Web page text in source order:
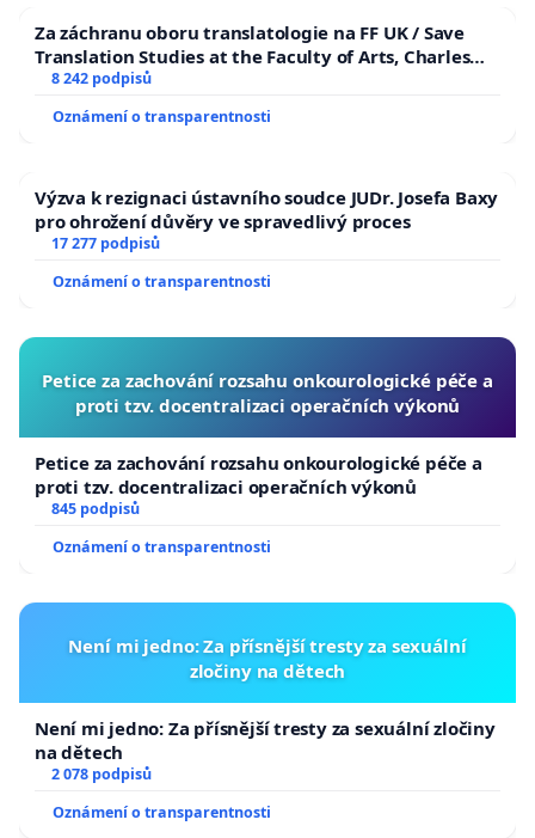
Za záchranu oboru translatologie na FF UK / Save
Translation Studies at the Faculty of Arts, Charles
University
8 242 podpisů
Oznámení o transparentnosti
Výzva k rezignaci ústavního soudce JUDr. Josefa Baxy
pro ohrožení důvěry ve spravedlivý proces
17 277 podpisů
Oznámení o transparentnosti
Petice za zachování rozsahu onkourologické péče a
proti tzv. docentralizaci operačních výkonů
Petice za zachování rozsahu onkourologické péče a
proti tzv. docentralizaci operačních výkonů
845 podpisů
Oznámení o transparentnosti
Není mi jedno: Za přísnější tresty za sexuální
zločiny na dětech
Není mi jedno: Za přísnější tresty za sexuální zločiny
na dětech
2 078 podpisů
Oznámení o transparentnosti